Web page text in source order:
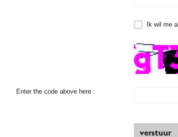
Ik wil me
Enter the code above here :
verstuur